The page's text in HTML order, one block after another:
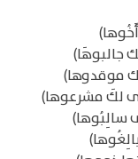
جالبوهَا)
موقدوها)
لكَ مشرعوها)
سالِبُوها)